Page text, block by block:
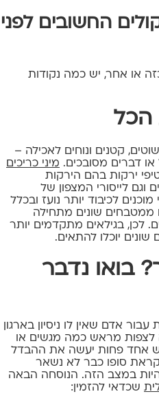
החשובים לפני
או אחר, יש כמה נקודות
הכל
קטנים ונוחים לאכילה –
דברים מסובכים. מיני כריכים
ירקות בהם הירקות
וגם לייסורי המצפון של
לכיבוד יותר נועז ובכלל
ממטבחים שונים מתחילה
לכן, בגילאים מתקדמים יותר
שונים יוכלו להתאים.
בואו נדבר
אדם שאין לו ניסיון בארגון
לצפות מראש כמה מגשים או
אחד פחות יעשה את ההבדל
סופו כבר לא נשאר
במצב הזה. הנוסחה הבאה
שכדאי להזמין: